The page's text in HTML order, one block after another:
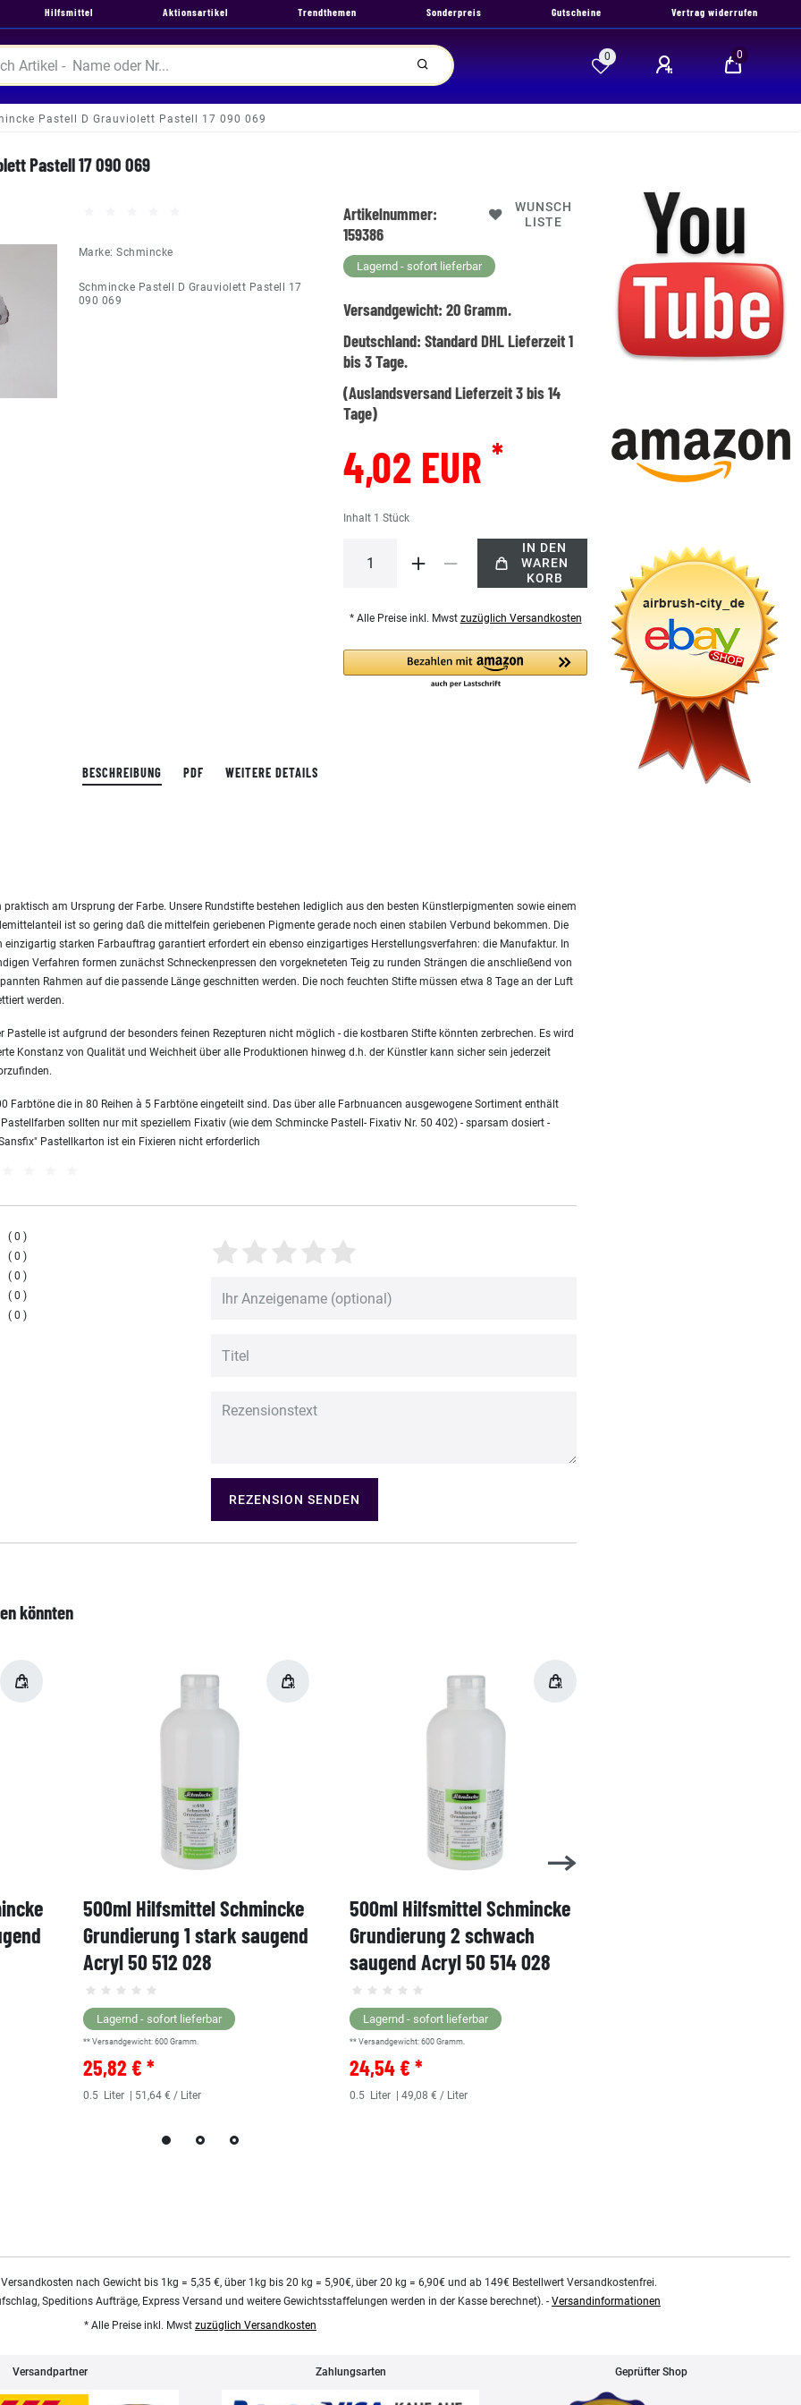
Hilfsmittel Aktionsartikel Trendthemen Sonderpreis Gutscheine Vertrag widerrufen
0 0
Pastell D Grauviolett Pastell 17 090 069
Pastell 17 090 069
Marke:Schmincke
Schmincke Pastell D Grauviolett Pastell 17
090 069
Artikelnummer:
159386
WUNSCH
LISTE
Lagernd - sofort lieferbar
Versandgewicht:20Gramm.
Deutschland:Standard DHL Lieferzeit 1
bis 3 Tage.
(Auslandsversand Lieferzeit 3 bis 14
Tage)
4,02 EUR *
Inhalt 1Stück
IN DEN
WAREN
KORB
* Alle Preise inkl. Mwst zuzüglich Versandkosten
BESCHREIBUNG PDF WEITERE DETAILS
am Ursprung der Farbe. Unsere Rundstifte bestehen lediglich aus den besten Künstlerpigmenten sowie einem
ist so gering daß die mittelfein geriebenen Pigmente gerade noch einen stabilen Verbund bekommen. Die
einzigartig starken Farbauftrag garantiert erfordert ein ebenso einzigartiges Herstellungsverfahren: die Manufaktur. In
Verfahren formen zunächst Schneckenpressen den vorgekneteten Teig zu runden Strängen die anschließend von
Rahmen auf die passende Länge geschnitten werden. Die noch feuchten Stifte müssen etwa 8 Tage an der Luft
werden.
Pastelle ist aufgrund der besonders feinen Rezepturen nicht möglich - die kostbaren Stifte könnten zerbrechen. Es wird
Konstanz von Qualität und Weichheit über alle Produktionen hinweg d.h. der Künstler kann sicher sein jederzeit
Farbtöne die in 80 Reihen à 5 Farbtöne eingeteilt sind. Das über alle Farbnuancen ausgewogene Sortiment enthält
sollten nur mit speziellem Fixativ (wie dem Schmincke Pastell- Fixativ Nr. 50 402) - sparsam dosiert -
Pastellkarton ist ein Fixieren nicht erforderlich
0
0
0
0
0
REZENSION SENDEN
könnten
500ml Hilfsmittel Schmincke
Grundierung 1 stark saugend
Acryl 50 512 028
Lagernd - sofort lieferbar
** Versandgewicht: 600 Gramm.
25,82 € *
0.5 Liter | 51,64 € / Liter
500ml Hilfsmittel Schmincke
Grundierung 2 schwach
saugend Acryl 50 514 028
Lagernd - sofort lieferbar
** Versandgewicht:600 Gramm.
24,54 € *
0.5 Liter | 49,08 € / Liter
nach Gewicht bis 1kg = 5,35 €, über 1kg bis 20 kg = 5,90€, über 20 kg = 6,90€ und ab 149€ Bestellwert Versandkostenfrei.
Speditions Aufträge, Express Versand und weitere Gewichtsstaffelungen werden in der Kasse berechnet). - Versandinformationen
* Alle Preise inkl. Mwst zuzüglich Versandkosten
Versandpartner Zahlungsarten Geprüfter Shop